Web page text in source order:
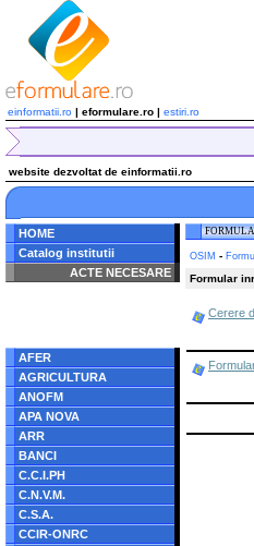
einformatii.ro | eformulare.ro | estiri.ro
website dezvoltat de einformatii.ro
HOME
Catalog institutii
ACTE NECESARE
/home/eformulare.ro/public_html/navigare/
AFER
AGRICULTURA
ANOFM
APA NOVA
ARR
BANCI
C.C.I.PH
C.N.V.M.
C.S.A.
CCIR-ONRC
OSIM -
Formular
Cerere